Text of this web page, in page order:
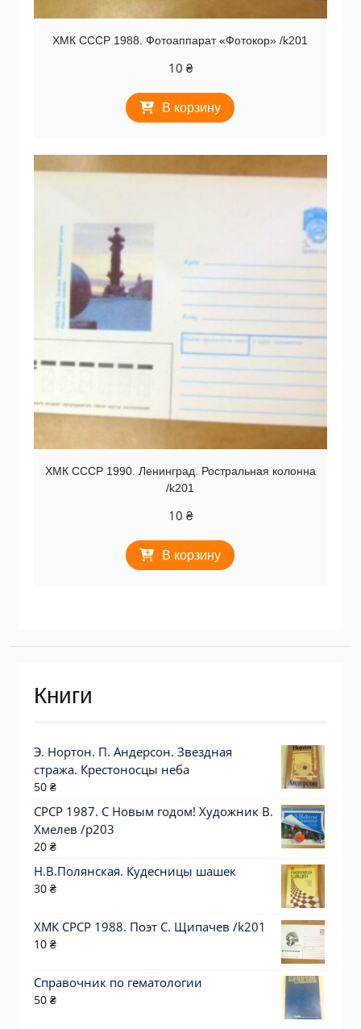
ХМК СССР 1988. Фотоаппарат «Фотокор» /k201
10 ₴
В корзину
ХМК СССР 1990. Ленинград. Ростральная колонна
/k201
10 ₴
В корзину
Книги
Э. Нортон. П. Андерсон. Звездная
стража. Крестоносцы неба
50 ₴
СРСР 1987. С Новым годом! Художник В.
Хмелев /р203
20 ₴
Н.В.Полянская. Кудесницы шашек
30 ₴
ХМК СРСР 1988. Поэт С. Щипачев /k201
10 ₴
Справочник по гематологии
50 ₴